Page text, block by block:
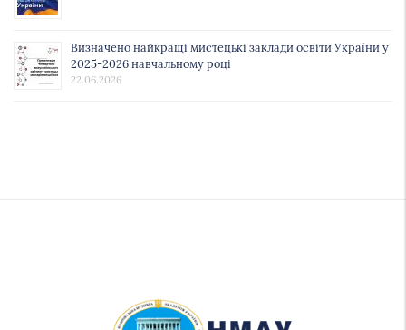
Визначено найкращі мистецькі заклади освіти України у
2025-2026 навчальному році
22.06.2026